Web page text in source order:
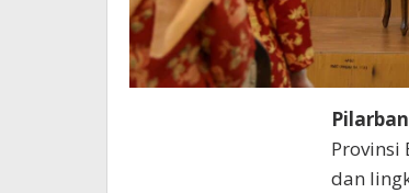
Provinsi
dan